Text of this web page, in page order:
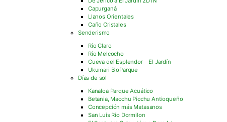
Capurganá
Llanos Orientales
Caño Cristales
Senderismo
Río Claro
Río Melcocho
Cueva del Esplendor – El Jardín
Ukumari BioParque
Días de sol
Kanaloa Parque Acuático
Betania, Macchu Picchu Antioqueño
Concepción más Matasanos
San Luis Rio Dormilon